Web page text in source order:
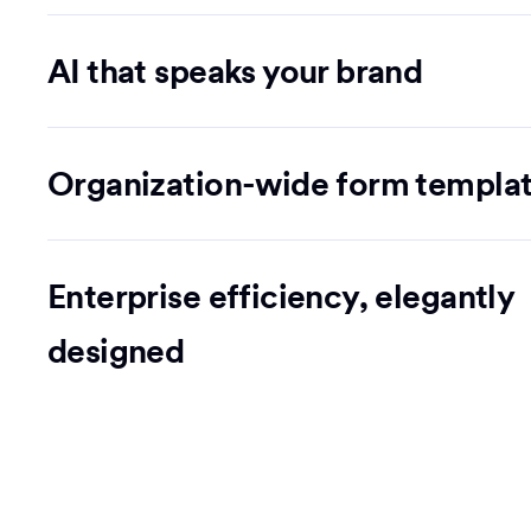
AI that speaks your brand
Organization-wide form
Enterprise efficiency, elegantly
designed